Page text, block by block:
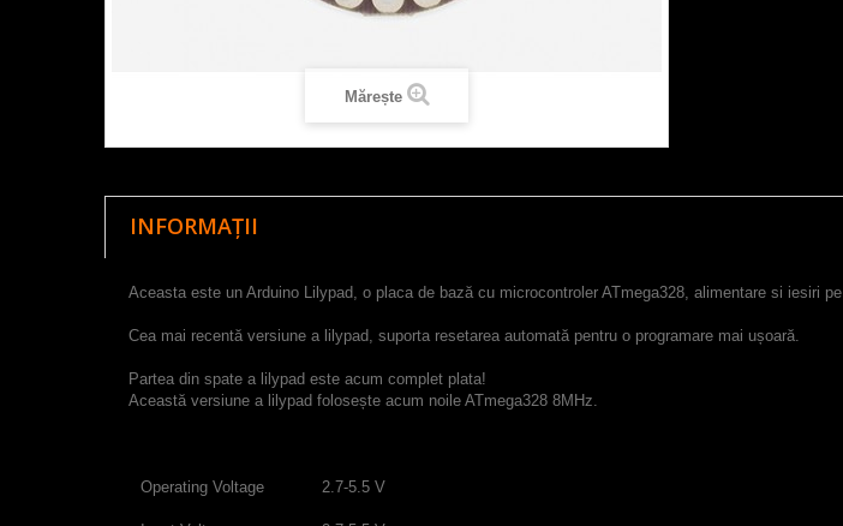
Mărește
INFORMAȚII
Aceasta este un Arduino Lilypad, o placa de bază cu microcontroler ATmega328, alimentare si iesiri pe
Cea mai recentă versiune a lilypad, suporta resetarea automată pentru o programare mai ușoară.
Partea din spate a lilypad este acum complet plata!
Această versiune a lilypad folosește acum noile ATmega328 8MHz.
Operating Voltage 2.7-5.5 V